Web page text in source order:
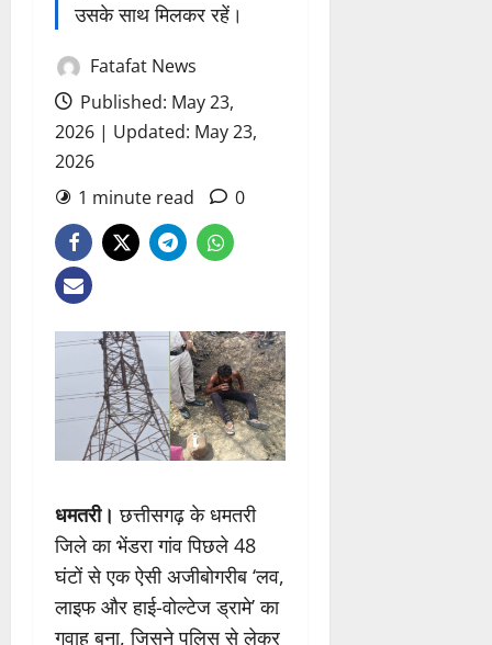
उसके साथ मिलकर रहें।
Fatafat News
Published: May 23,
2026 | Updated: May 23,
2026
1 minute read
0
धमतरी। छत्तीसगढ़ के धमतरी
जिले का भेंडरा गांव पिछले 48
घंटों से एक ऐसी अजीबोगरीब ‘लव,
लाइफ और हाई-वोल्टेज ड्रामे’ का
गवाह बना, जिसने पुलिस से लेकर